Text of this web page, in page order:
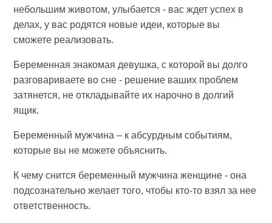
небольшим животом, улыбается - вас ждет успех в
делах, у вас родятся новые идеи, которые вы
сможете реализовать.
Беременная знакомая девушка, с которой вы долго
разговариваете во сне - решение ваших проблем
затянется, не откладывайте их нарочно в долгий
ящик.
Беременный мужчина – к абсурдным событиям,
которые вы не можете объяснить.
К чему снится беременный мужчина женщине - она
подсознательно желает того, чтобы кто-то взял за нее
ответственность.